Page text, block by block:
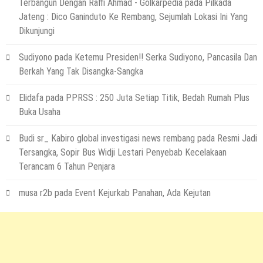
29 Juli 2026 by
HEADLINE
Sejumlah Tips Membeli Tanah Kapling,
Terapkan Ini!! Ada Cara Yang Jarang
Terpikirkan Orang Awam
HEADLINE
Lewati Cerita Kelam Mirip Sinetron,
Suyuthi
26 November 2021 bymusa r2b
HEADLINE
Wartawan, Se Indonesia Luluskan Lebih
Dari 20 Ribu Orang
Terbangun Dengan Raffi Ahmad - Golkarpedia pada Pilkada
Jateng : Dico Ganinduto Ke Rembang, Sejumlah Lokasi Ini Yang
Dikunjungi
Sudiyono pada Ketemu Presiden!! Serka Sudiyono, Pancasila Dan
Berkah Yang Tak Disangka-Sangka
Elidafa pada PPRSS : 250 Juta Setiap Titik, Bedah Rumah Plus
Buka Usaha
Budi sr_ Kabiro global investigasi news rembang pada Resmi Jadi
Tersangka, Sopir Bus Widji Lestari Penyebab Kecelakaan
Terancam 6 Tahun Penjara
musa r2b pada Event Kejurkab Panahan, Ada Kejutan